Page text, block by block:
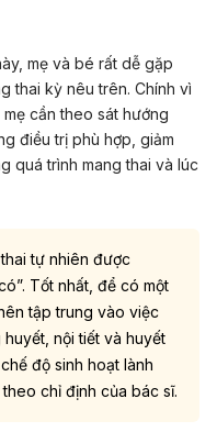
mẹ và bé rất dễ gặp
thai kỳ nêu trên. Chính vì
cần theo sát hướng
điều trị phù hợp, giảm
quá trình mang thai và lúc
tự nhiên được
Tốt nhất, để có một
tập trung vào việc
nội tiết và huyết
độ sinh hoạt lành
chỉ định của bác sĩ.